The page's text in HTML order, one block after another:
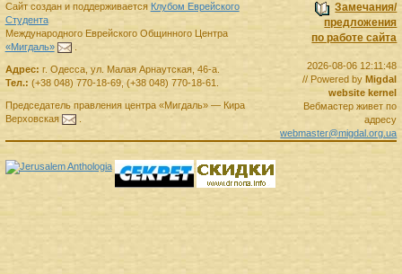
Замечания/
предложения
по работе сайта
2026-08-06 12:11:48
// Powered byMigdal
website kernel
Вебмастер живет по
адресу
webmaster@migdal.org.ua
Сайт создан и поддерживается Клубом Еврейского
Студента
Международного Еврейского Общинного Центра
«Мигдаль»
.
Адрес: г. Одесса, ул. Малая Арнаутская, 46-а.
Тел.: (+38 048) 770-18-69, (+38 048) 770-18-61
Председатель правленияцентра «Мигдаль»— Кира
Верховская
.